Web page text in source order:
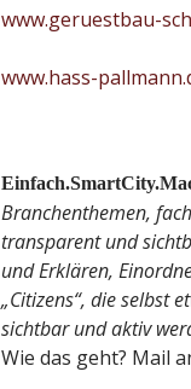
www.geruestbau-
www.hass-
Branchenthemen,
transparent und
und Erklären,
„Citizens“, die selbst
sichtbar und aktiv
Wie das geht? Mail